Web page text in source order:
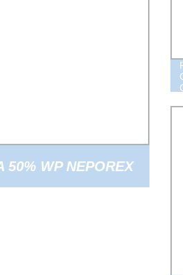
50% WP NEPOREX